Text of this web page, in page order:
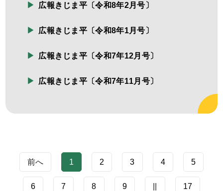
広報きじま平〔令和8年2月号〕
広報きじま平〔令和8年1月号〕
広報きじま平〔令和7年12月号〕
広報きじま平〔令和7年11月号〕
前へ 1 2 3 4 5
6 7 8 9 17